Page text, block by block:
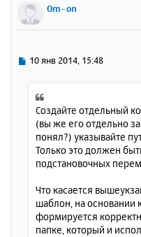
Om-on
С
о
10 янв 2014, 15:48
Создайте отдельный
(вы же его отдельно
понял?) указывайте
Только это должен
подстановочных
Что касается
шаблон, на основании
формируется
папке, который и